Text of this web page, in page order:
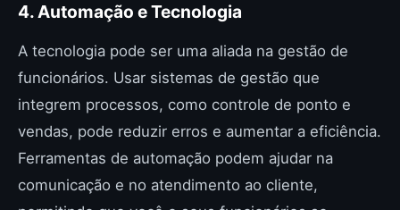
4. Automação e Tecnologia
A tecnologia pode ser uma aliada na gestão de
funcionários. Usar sistemas de gestão que
integrem processos, como controle de ponto e
vendas, pode reduzir erros e aumentar a eficiência.
Ferramentas de automação podem ajudar na
comunicação e no atendimento ao cliente,